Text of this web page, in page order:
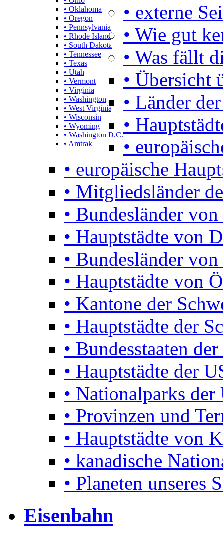
• Oklahoma
• Oregon
• Pennsylvania
• Rhode Island
• South Dakota
• Tennessee
• Texas
• Utah
• Vermont
• Virginia
• Washington
• West Virginia
• Wisconsin
• Wyoming
• Washington D.C.
• Amtrak
• externe
• Wie gut
• Was fällt
• Übersicht
• Länder
•
•
• europäische
• Mitgliedsländer
• Bundesländer
• Hauptstädte von
• Bundesländer
• Hauptstädte von
• Kantone der
• Hauptstädte der
• Bundesstaaten
• Hauptstädte der
• Nationalparks der
• Provinzen und
• Hauptstädte von
• kanadische
• Planeten unseres
Eisenbahn